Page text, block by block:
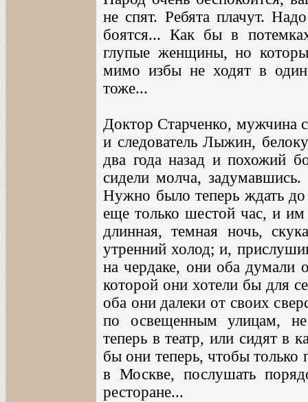
не спят. Ребята плачут.
боятся... Как бы в
глупые женщины, но
мимо избы не ходят в
тоже...
Доктор Старченко, мужчина
и следователь Лыжин,
два года назад и похожий
сидели молча,
Нужно было теперь ждать до
еще только шестой час, и им
длинная, темная ночь,
утренний холод; и,
на чердаке, они оба думали
которой они хотели бы для
оба они далеки от своих
по освещенным улицам, не
теперь в театр, или сидят в
бы они теперь, чтобы
в Москве, послушать
ресторане...